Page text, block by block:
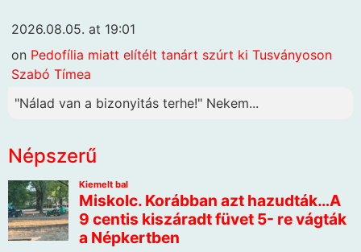
2026.08.05. at 19:01
on Pedofília miatt elítélt tanárt szúrt ki Tusványoson
Szabó Tímea
"Nálad van a bizonyitás terhe!" Nekem...
Népszerű